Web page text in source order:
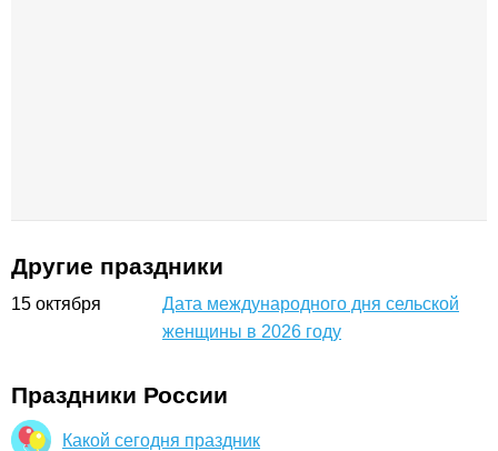
Другие праздники
15 октября
Дата международного дня сельской
женщины в 2026 году
Праздники России
Какой сегодня праздник